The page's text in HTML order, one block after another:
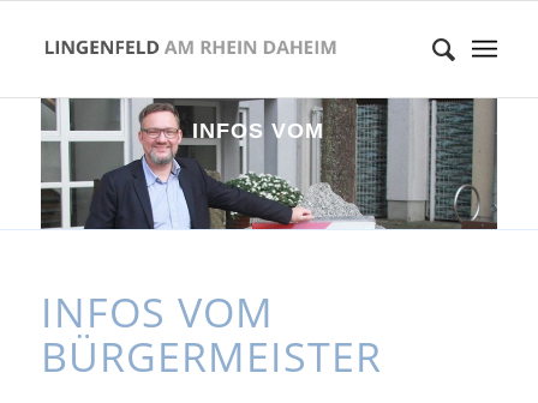
INFOS VOM
BÜ E RMEI TER
INFOS VOM
BÜRGERMEISTER